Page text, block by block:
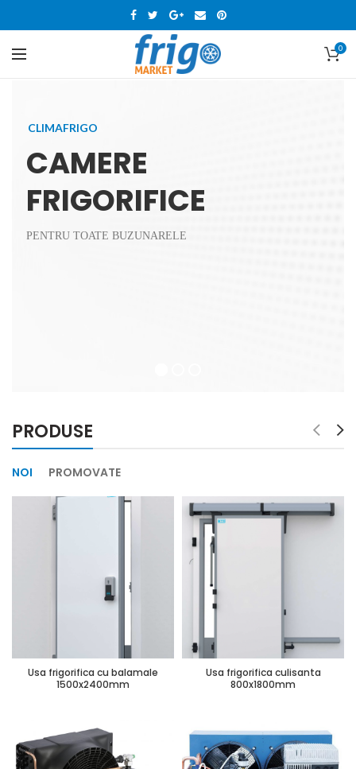
0
CLIMAFRIGO
CAMERE
FRIGORIFICE
PENTRU TOATE BUZUNARELE
PRODUSE
NOI PROMOVATE
Usa frigorifica cu balamale
1500x2400mm
Usa frigorifica culisanta
800x1800mm